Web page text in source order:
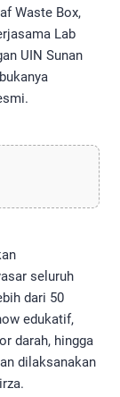
Waste Box,
Lab
UIN Sunan
seluruh
dari 50
edukatif,
darah, hingga
dilaksanakan